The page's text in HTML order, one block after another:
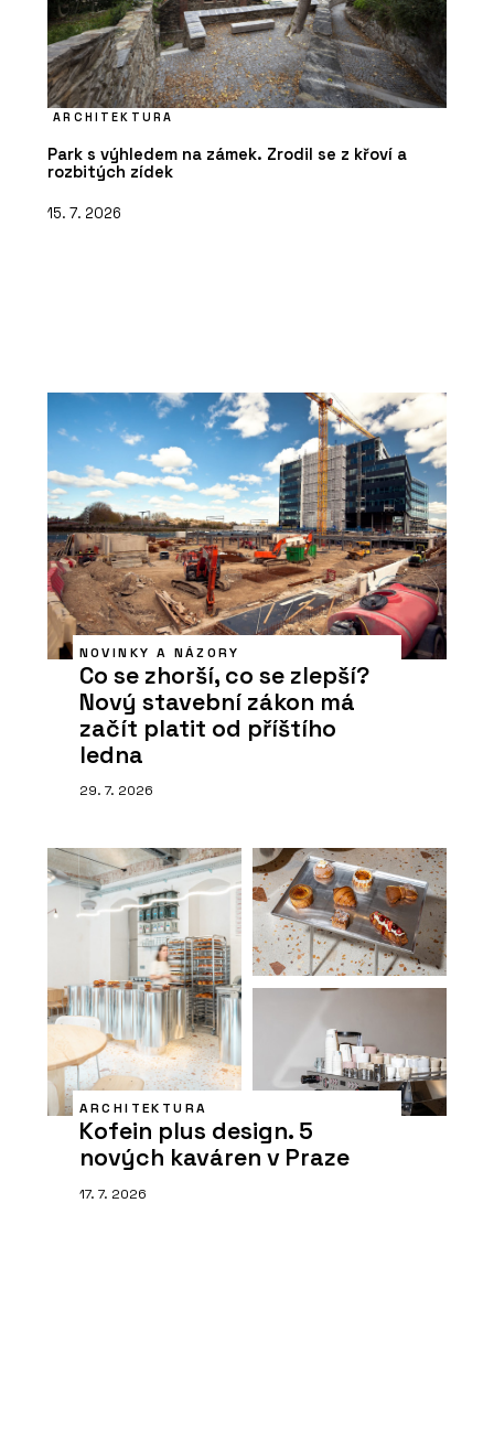
ARCHITEKTURA
Park s výhledem na zámek. Zrodil se z křoví a
rozbitých zídek
15. 7. 2026
NOVINKY A NÁZORY
Co se zhorší, co se zlepší?
Nový stavební zákon má
začít platit od příštího
ledna
29. 7. 2026
ARCHITEKTURA
Kofein plus design. 5
nových kaváren v Praze
17. 7. 2026